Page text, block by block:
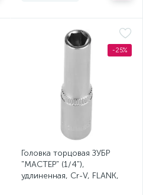
-25%
Головка торцовая ЗУБР
"МАСТЕР" (1/4"),
удлиненная, Cr-V, FLANK,